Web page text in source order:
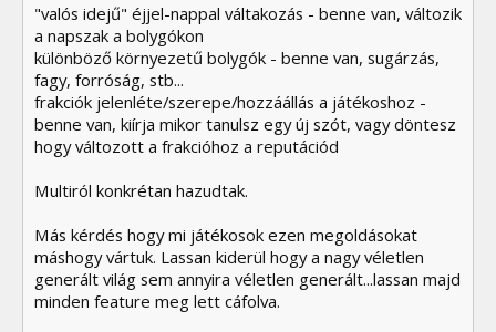
"valós idejű" éjjel-nappal váltakozás - benne van, változik
a napszak a bolygókon
különböző környezetű bolygók - benne van, sugárzás,
fagy, forróság, stb...
frakciók jelenléte/szerepe/hozzáállás a játékoshoz -
benne van, kiírja mikor tanulsz egy új szót, vagy döntesz
hogy változott a frakcióhoz a reputációd
Multiról konkrétan hazudtak.
Más kérdés hogy mi játékosok ezen megoldásokat
máshogy vártuk. Lassan kiderül hogy a nagy véletlen
generált világ sem annyira véletlen generált...lassan majd
minden feature meg lett cáfolva.